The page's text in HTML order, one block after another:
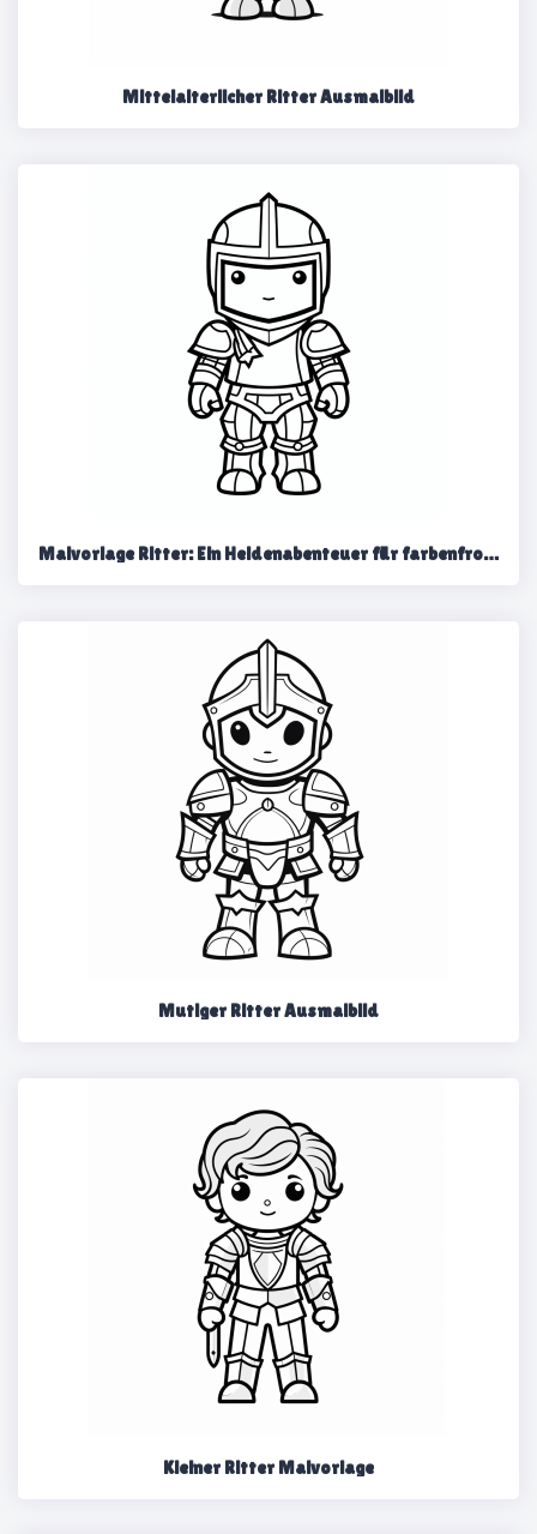
Mittelalterlicher Ritter Ausmalbild
Malvorlage Ritter: Ein Heldenabenteuer für farbenfrohe Stunden
Mutiger Ritter Ausmalbild
Kleiner Ritter Malvorlage